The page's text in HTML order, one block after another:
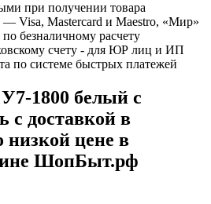
при получении товара
— Visa, Mastercard и Maestro, «Мир»
безналичному расчету
счету - для ЮР лиц и ИП
по системе быстрых платежей
1800 белый с
с доставкой в
низкой цене в
ШопБыт.рф